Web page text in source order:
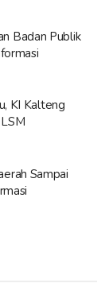
Badan Publik
KI Kalteng
Sampai